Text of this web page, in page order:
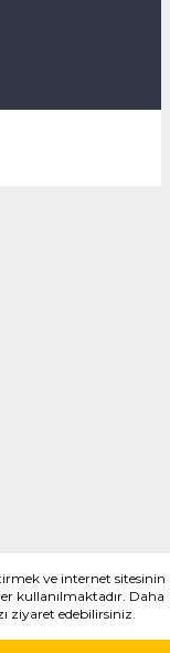
ve internet sitesinin
kullanılmaktadır. Daha
ziyaret edebilirsiniz.